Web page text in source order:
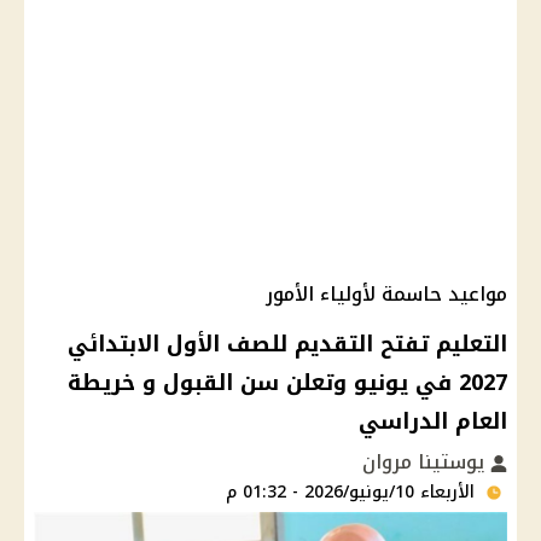
مواعيد حاسمة لأولياء الأمور
التعليم تفتح التقديم للصف الأول الابتدائي
2027 في يونيو وتعلن سن القبول و خريطة
العام الدراسي
يوستينا مروان
الأربعاء 10/يونيو/2026 - 01:32 م